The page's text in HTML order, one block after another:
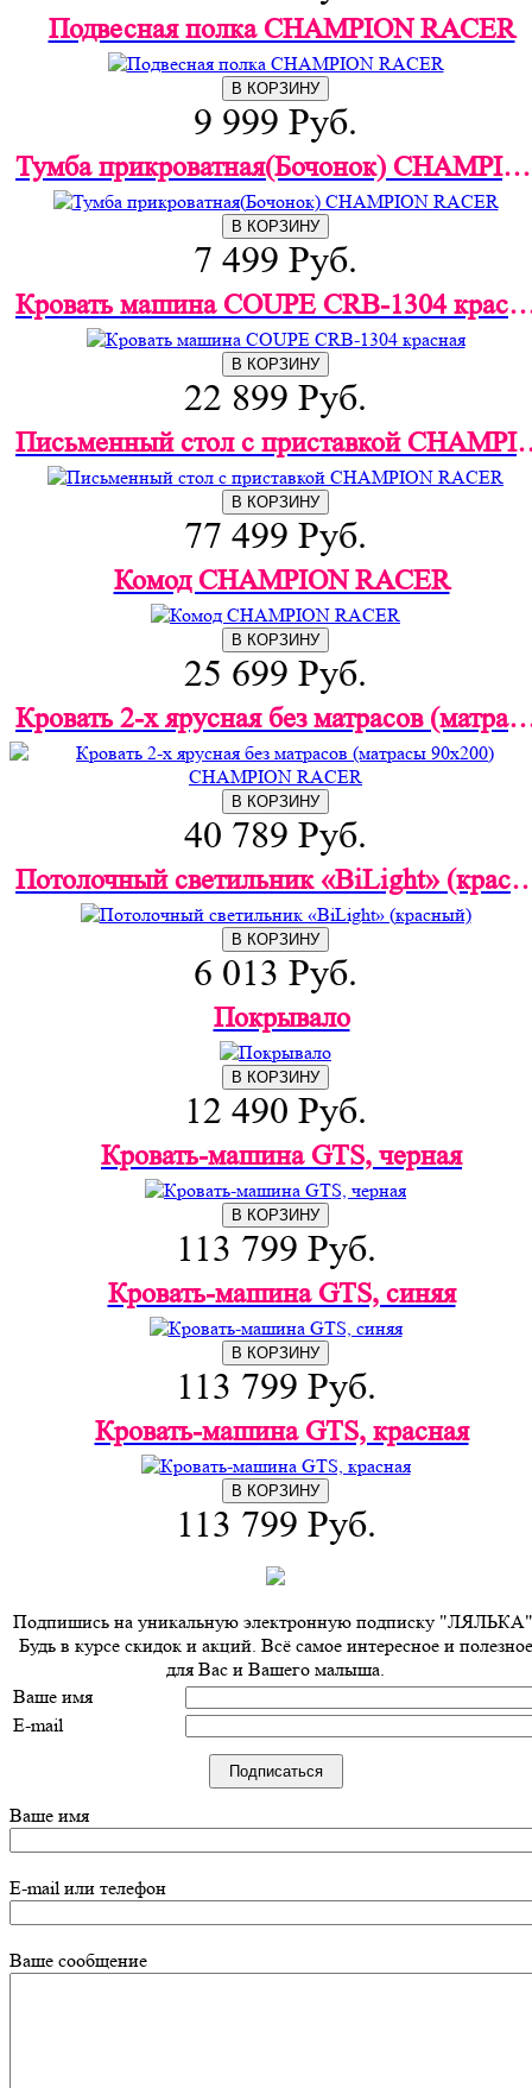
Подвесная полка CHAMPION RACER
В КОРЗИНУ
9 999 Руб.
Тумба прикроватная(Бочонок) CHAMPION RACER
В КОРЗИНУ
7 499 Руб.
Кровать машина COUPE
В КОРЗИНУ
22 899 Руб.
Письменный стол
В КОРЗИНУ
77 499 Руб.
Комод CHAMPION RACER
В КОРЗИНУ
25 699 Руб.
Кровать 2-х ярусная без матрасов (матрасы
В КОРЗИНУ
40 789 Руб.
Потолочный
В КОРЗИНУ
6 013 Руб.
Покрывало
В КОРЗИНУ
12 490 Руб.
Кровать-машина GTS, черная
В КОРЗИНУ
113 799 Руб.
Кровать-машина GTS, синяя
В КОРЗИНУ
113 799 Руб.
Кровать-машина GTS, красная
В КОРЗИНУ
113 799 Руб.
Подпишись на уникальную электронную подписку
Будь в курсе скидок и акций. Всё самое интересное и полезное
для Вас и Вашего малыша.
Ваше имя
E-mail
Ваше имя
E-mail или телефон
Ваше сообщение